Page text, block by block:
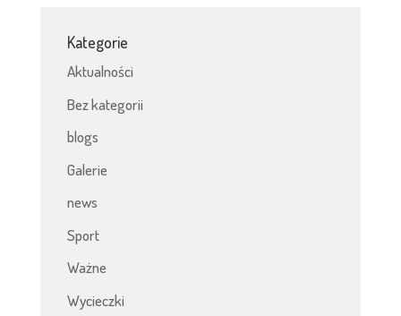
Kategorie
Aktualności
Bez kategorii
blogs
Galerie
news
Sport
Ważne
Wycieczki